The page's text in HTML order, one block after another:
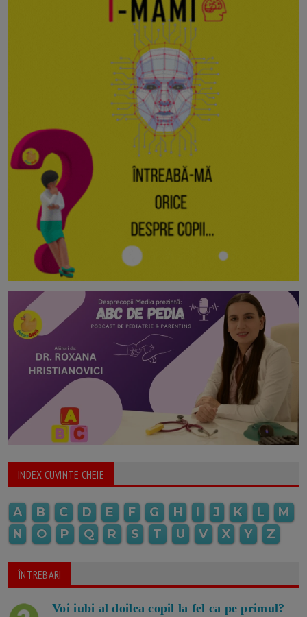
INDEX CUVINTE CHEIE
A B C D E F G H I J K L
M
N
O P Q R S T U V X Y Z
ÎNTREBARI
Voi iubi al doilea copil la fel ca pe primul?